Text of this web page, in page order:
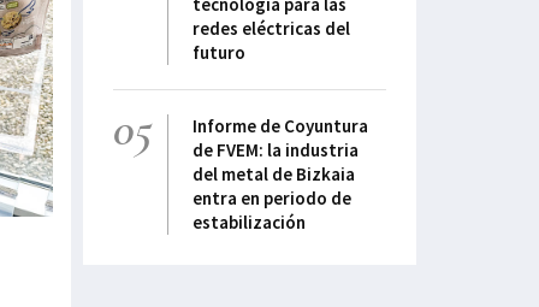
tecnología para las
redes eléctricas del
futuro
05
Informe de Coyuntura
de FVEM: la industria
del metal de Bizkaia
entra en periodo de
estabilización